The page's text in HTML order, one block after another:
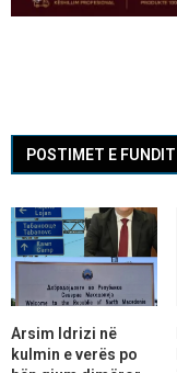
POSTIMET E FUNDIT
Arsim Idrizi në
kulmin e verës po